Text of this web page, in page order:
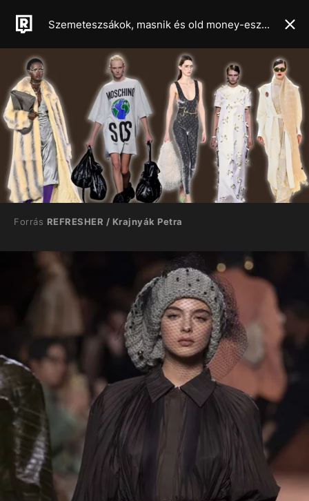
Szemeteszsákok, masnik és old money-esztétika – A milánói divathét legszebb kollekciói
Forrás REFRESHER / Krajnyák Petra